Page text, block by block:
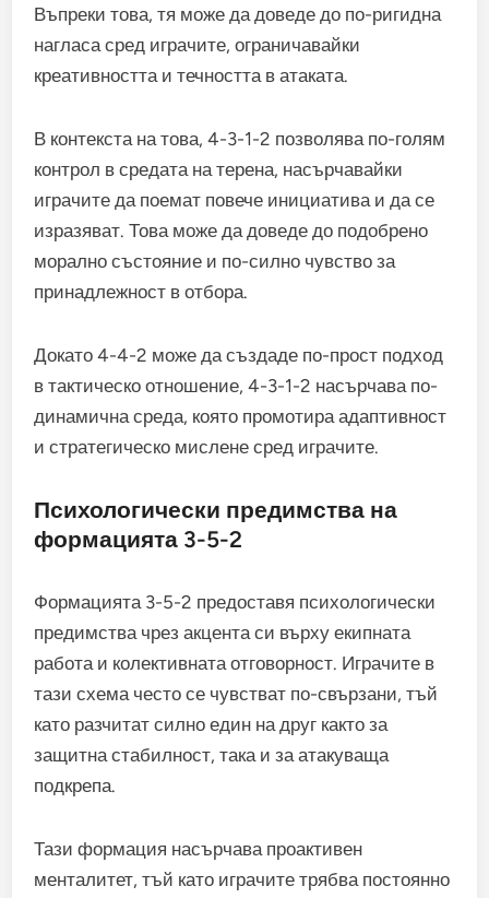
Въпреки това, тя може да доведе до по-ригидна
нагласа сред играчите, ограничавайки
креативността и течността в атаката.
В контекста на това, 4-3-1-2 позволява по-голям
контрол в средата на терена, насърчавайки
играчите да поемат повече инициатива и да се
изразяват. Това може да доведе до подобрено
морално състояние и по-силно чувство за
принадлежност в отбора.
Докато 4-4-2 може да създаде по-прост подход
в тактическо отношение, 4-3-1-2 насърчава по-
динамична среда, която промотира адаптивност
и стратегическо мислене сред играчите.
Психологически предимства на
формацията 3-5-2
Формацията 3-5-2 предоставя психологически
предимства чрез акцента си върху екипната
работа и колективната отговорност. Играчите в
тази схема често се чувстват по-свързани, тъй
като разчитат силно един на друг както за
защитна стабилност, така и за атакуваща
подкрепа.
Тази формация насърчава проактивен
менталитет, тъй като играчите трябва постоянно